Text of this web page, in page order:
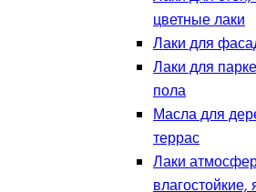
цветные лаки
Лаки для
Лаки для
пола
Масла для
террас
Лаки
влагостойкие,